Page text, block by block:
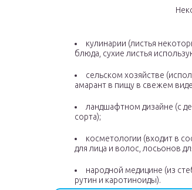
кулинарии (листья
блюда, сухие листья
сельском хозяйстве
амарант в пищу в свежем
ландшафтном дизайне (с
сорта);
косметологии (входит в
для лица и волос, лосьонов
народной медицине (из
рутин и каротиноиды).